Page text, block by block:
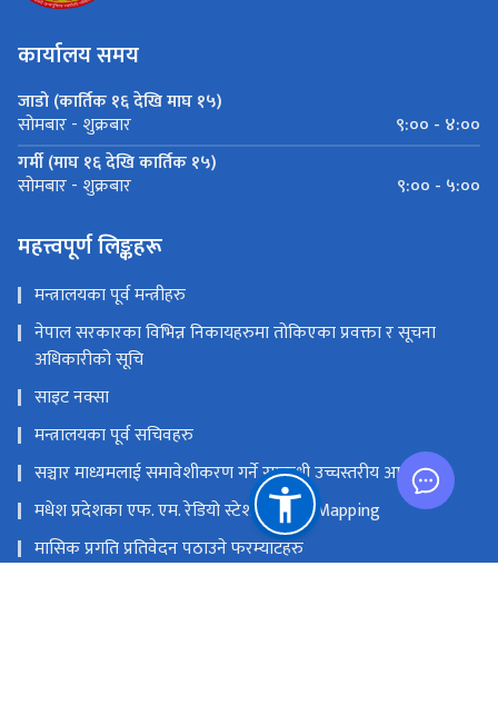
कार्यालय समय
जाडो (कार्तिक १६ देखि माघ १५)
सोमबार - शुक्रबार
९:०० - ४:००
गर्मी (माघ १६ देखि कार्तिक १५)
सोमबार - शुक्रबार ९:०० - ५:००
महत्त्वपूर्ण लिङ्कहरू
मन्त्रालयका पूर्व मन्त्रीहरु
नेपाल सरकारका विभिन्न निकायहरुमा तोकिएका प्रवक्ता र सूचना
अधिकारीको सूचि
साइट नक्सा
मन्त्रालयका पूर्व सचिवहरु
सञ्चार माध्यमलाई समावेशीकरण गर्ने सम्बन्धी उच्चस्तरीय आयोग
मधेश प्रदेशका एफ. एम. रेडियो स्टेशनको GIS Mapping
मासिक प्रगति प्रतिवेदन पठाउने फरम्याटहरु